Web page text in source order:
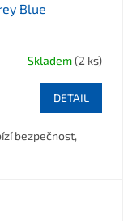
Blue
Skladem(2 ks)
DETAIL
bezpečnost,